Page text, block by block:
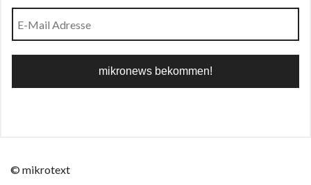
© mikrotext